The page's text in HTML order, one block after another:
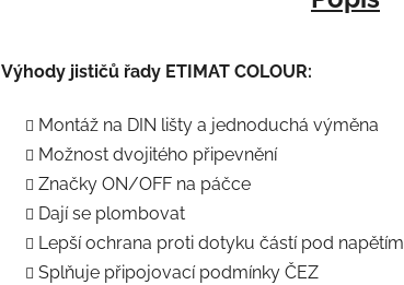
Výhody jističů řady ETIMAT COLOUR:
Montáž na DIN lišty a jednoduchá výměna
Možnost dvojitého připevnění
Značky ON/OFF na páčce
Dají se plombovat
Lepší ochrana proti dotyku částí pod napětím
Splňuje připojovací podmínky ČEZ